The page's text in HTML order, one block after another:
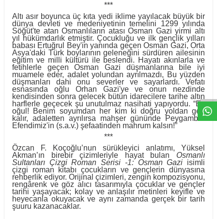
WhtappDeseHatt
***
Altı asır boyunca üç kıta yedi iklime yayılacak büyük bir
dünya devleti ve medeniyetinin temelini 1299 yılında
Söğüt'te atan Osmanlıların atası Osman Gazi yirmi altı
yıl hükümdarlık etmiştir. Çocukluğu ve ilk gençlik yılları
babası Ertuğrul Bey'in yanında geçen Osman Gazi, Orta
Asya'daki Türk boylarının geleneğini sürdüren ailesinin
eğitim ve milli kültürü ile beslendi. Hayatı akınlarla ve
fetihlerle geçen Osman Gazi düşmanlarına bile iyi
muamele eder, adalet yolundan ayrılmazdı, Bu yüzden
düşmanları dahi onu severler ve sayarlardı. Vefatı
esnasında oğlu Orhan Gazi'ye ve onun nezdinde
kendisinden sonra gelecek bütün idarecilere tarihe altın
harflerle geçecek şu unutulmaz nasihati yapıyordu. “Ey
oğul! Benim soyumdan her kim ki doğru yoldan geri
kalır, adaletten ayrılırsa mahşer gününde Peygamber
Efendimiz'in (s.a.v.) şefaatinden mahrum kalsın!”
***
Özcan F. Koçoğlu’nun sürükleyici anlatımı, Yüksel
Akman’ın birebir çizimleriyle hayat bulan Osmanlı
Sultanları Çizgi Roman Serisi -1: Osman Gazi isimli
çizgi roman kitabı çocukların ve gençlerin dünyasına
rehberlik ediyor. Orijinal çizimleri, zengin kompozisyonu,
rengârenk ve göz alıcı tasarımıyla çocuklar ve gençler
tarihi yaşayacak; kolay ve anlaşılır metinleri keyifle ve
heyecanla okuyacak ve aynı zamanda gerçek bir tarih
şuuru kazanacaklar.